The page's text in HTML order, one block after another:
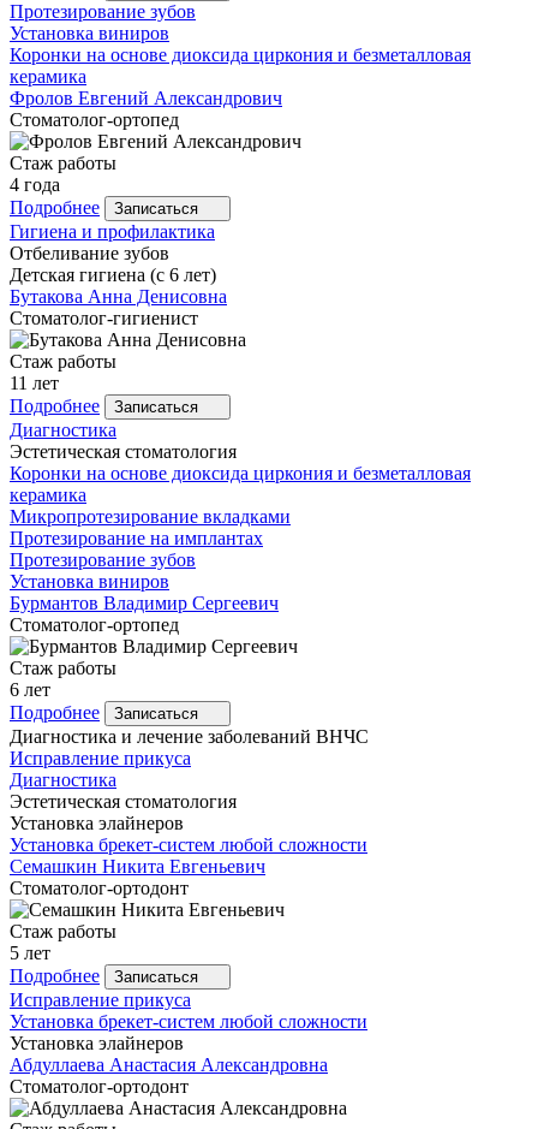
Протезирование зубов
Установка виниров
Коронки на основе диоксида циркония и безметалловая
керамика
Фролов Евгений Александрович
Стоматолог-ортопед
Стаж работы
4 года
Подробнее
Записаться
Гигиена и профилактика
Отбеливание зубов
Детская гигиена (с 6 лет)
Бутакова Анна Денисовна
Стоматолог-гигиенист
Стаж работы
11 лет
Подробнее
Записаться
Диагностика
Эстетическая стоматология
Коронки на основе диоксида циркония и безметалловая
керамика
Микропротезирование вкладками
Протезирование на имплантах
Протезирование зубов
Установка виниров
Бурмантов Владимир Сергеевич
Стоматолог-ортопед
Стаж работы
6 лет
Подробнее
Записаться
Диагностика и лечение заболеваний ВНЧС
Исправление прикуса
Диагностика
Эстетическая стоматология
Установка элайнеров
Установка брекет-систем любой сложности
Семашкин Никита Евгеньевич
Стоматолог-ортодонт
Стаж работы
5 лет
Подробнее
Записаться
Исправление прикуса
Установка брекет-систем любой сложности
Установка элайнеров
Абдуллаева Анастасия Александровна
Стоматолог-ортодонт